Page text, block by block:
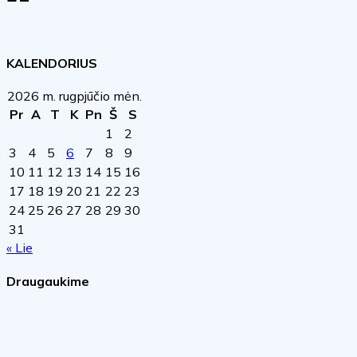
KALENDORIUS
2026 m. rugpjūčio mėn.
Pr A T K Pn Š
S
1
2
3
4 5 6 7 8
9
10 11 12 13 14 15 16
17 18 19 20 21 22 23
24 25 26 27 28 29 30
31
« Lie
Draugaukime